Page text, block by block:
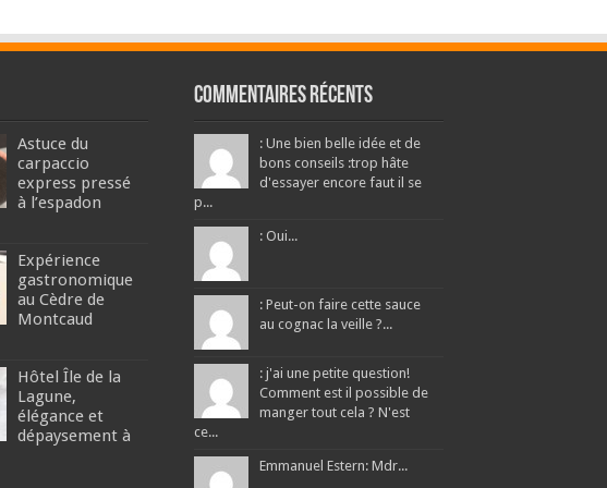
Astuce du
carpaccio
express pressé
à l’espadon
Expérience
gastronomique
au Cèdre de
Montcaud
Hôtel Île de la
Lagune,
élégance et
dépaysement à
Commentaires récents
: Une bien belle idée et de
bons conseils :trop hâte
d'essayer encore faut il se
p...
: Oui...
: Peut-on faire cette sauce
au cognac la veille ?...
: j'ai une petite question!
Comment est il possible de
manger tout cela ? N'est
ce...
Emmanuel Estern: Mdr...